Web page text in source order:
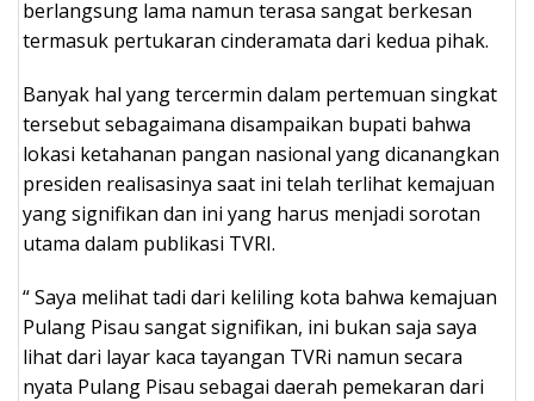
berlangsung lama namun terasa sangat berkesan
termasuk pertukaran cinderamata dari kedua pihak.
Banyak hal yang tercermin dalam pertemuan singkat
tersebut sebagaimana disampaikan bupati bahwa
lokasi ketahanan pangan nasional yang dicanangkan
presiden realisasinya saat ini telah terlihat kemajuan
yang signifikan dan ini yang harus menjadi sorotan
utama dalam publikasi TVRI.
“ Saya melihat tadi dari keliling kota bahwa kemajuan
Pulang Pisau sangat signifikan, ini bukan saja saya
lihat dari layar kaca tayangan TVRi namun secara
nyata Pulang Pisau sebagai daerah pemekaran dari